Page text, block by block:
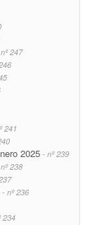
247
241
2025 - nº 239
238
- nº 236
234